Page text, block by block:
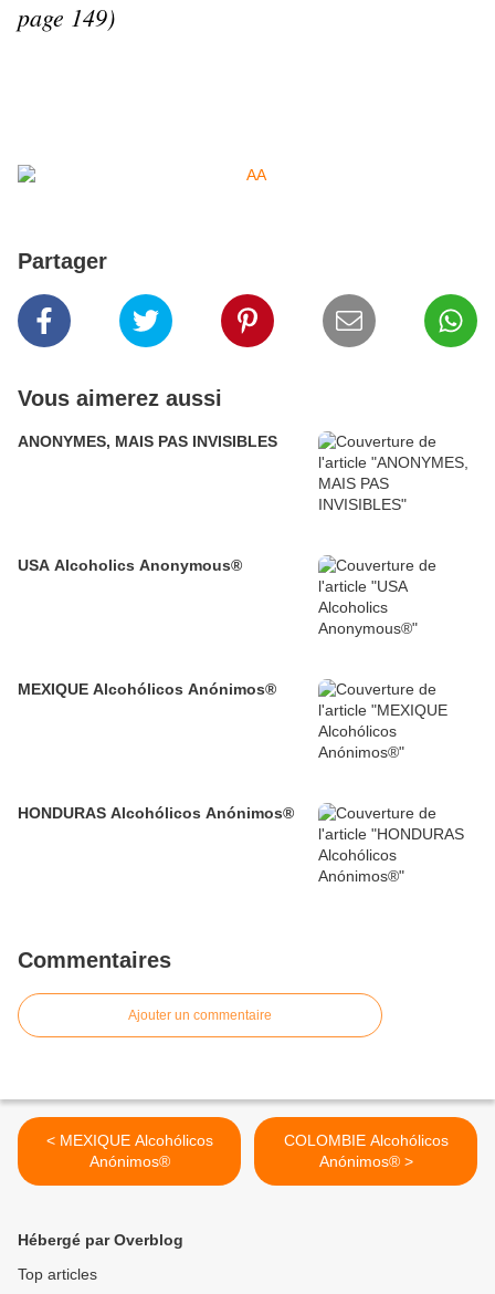
page 149)
Partager
Vous aimerez aussi
ANONYMES, MAIS PAS INVISIBLES
USA Alcoholics Anonymous®
MEXIQUE Alcohólicos Anónimos®
HONDURAS Alcohólicos Anónimos®
Commentaires
Ajouter un commentaire
< MEXIQUE Alcohólicos
Anónimos®
COLOMBIE Alcohólicos
Anónimos® >
Hébergé par Overblog
Top articles